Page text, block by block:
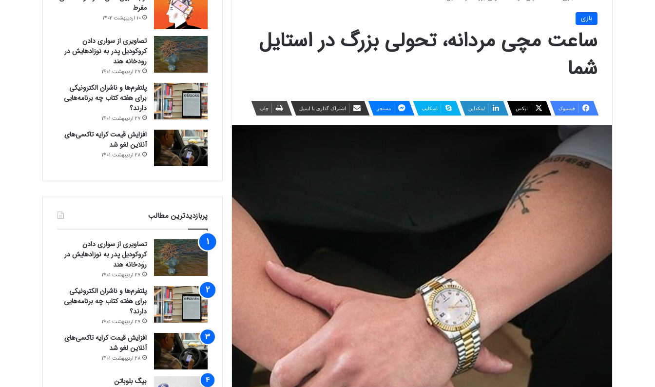
بازی
ساعت مچی مردانه، تحولی بزرگ در استایل
شما
فیسبوک ایکس لینکداین اسکایپ مسنجر اشتراک گذاری با ایمیل چاپ
مفرط
10 اردیبهشت 1402
تصاویری از سواری دادن
کروکودیل پدر به نوزادهایش در
رودخانه هند
27 اردیبهشت 1401
پلتفرم‌ها و ناشران الکترونیکی
برای هفته کتاب چه برنامه‌هایی
دارند؟
27 اردیبهشت 1401
افزایش قیمت کرایه تاکسی‌های
آنلاین لغو شد
28 اردیبهشت 1401
پربازدیدترین مطالب
تصاویری از سواری دادن
کروکودیل پدر به نوزادهایش در
رودخانه هند
27 اردیبهشت 1401
پلتفرم‌ها و ناشران الکترونیکی
برای هفته کتاب چه برنامه‌هایی
دارند؟
27 اردیبهشت 1401
افزایش قیمت کرایه تاکسی‌های
آنلاین لغو شد
28 اردیبهشت 1401
بیگ بلوباتن